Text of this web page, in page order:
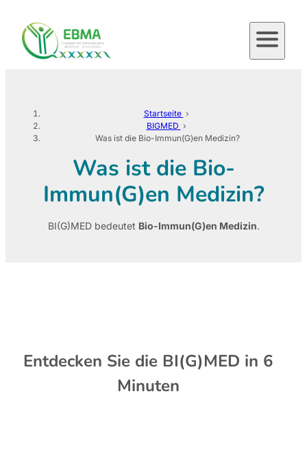
Inhalt
springen
Startseite ›
BIGMED ›
Was ist die Bio-Immun(G)en Medizin?
Was ist die Bio-
Immun(G)en Medizin?
BI(G)MED bedeutet Bio-Immun(G)en Medizin.
Entdecken Sie die BI(G)MED in 6
Minuten